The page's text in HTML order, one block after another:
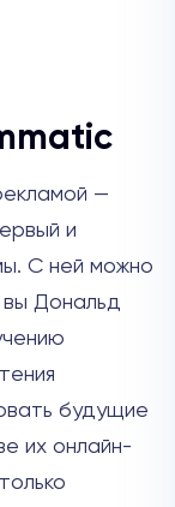
—
и
С ней можно
Дональд
будущие
их онлайн-